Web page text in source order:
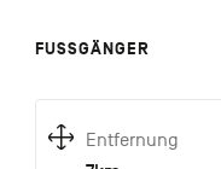
FUSSGÄNGER
Entfernung